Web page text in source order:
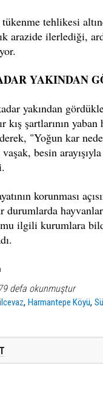
tehlikesi
arazide ilerlediği,
YAKINDAN
yakından
kış şartlarının yaban
"Yoğun kar
besin
korunması
durumlarda
ilgili kurumlara
defa okunmuştur
,Harmantepe Köyü,